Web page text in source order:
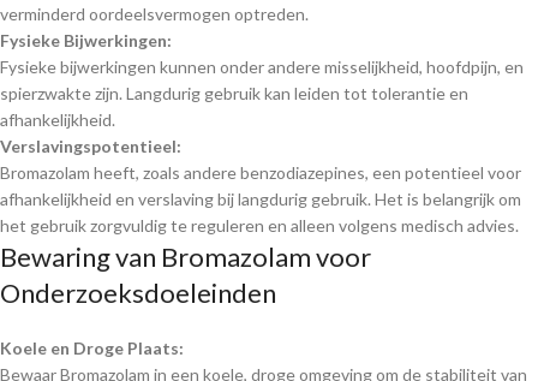
verminderd oordeelsvermogen optreden.
Fysieke Bijwerkingen:
Fysieke bijwerkingen kunnen onder andere misselijkheid, hoofdpijn, en
spierzwakte zijn. Langdurig gebruik kan leiden tot tolerantie en
afhankelijkheid.
Verslavingspotentieel:
Bromazolam heeft, zoals andere benzodiazepines, een potentieel voor
afhankelijkheid en verslaving bij langdurig gebruik. Het is belangrijk om
het gebruik zorgvuldig te reguleren en alleen volgens medisch advies.
Bewaring van Bromazolam voor
Onderzoeksdoeleinden
Koele en Droge Plaats:
Bewaar Bromazolam in een koele, droge omgeving om de stabiliteit van